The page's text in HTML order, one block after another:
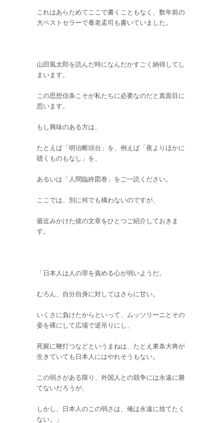
これはあらためてここで書くこともなく、数年前の
大ベストセラーで養老孟司も書いていました。
山田風太郎を読んだ時になんだかすごく納得してし
まいます。
この思想信条こそが私たちに必要なのだと真面目に
思います。
もし興味のある方は、
たとえば「明治断頭台」を、例えば「夜よりほかに
聴くものもなし」を、
あるいは「人間臨終図巻」をご一読ください。
ここでは、別に何でも構わないのですが、
最近みかけた彼の文章をひとつご紹介しておきま
す。
「日本人は人の罪を責める心が弱いようだ。
むろん、自分自身に対してはさらに甘い。
いくさに負けたからといって、ムッソリーニとその
妾を裸にして広場で逆吊りにし、
死屍に鞭打つなどというまねは、たとえ東条大将が
生きていても日本人にはやれそうもない。
この弱さがある限り、外国人との競争には永遠に勝
てないだろうが、
しかし、日本人のこの弱さは、俺は永遠に捨てたく
ない。」